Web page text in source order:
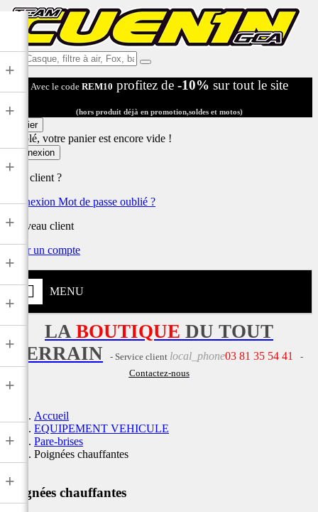
Ex:
Casque,
filtre
air,
Fox,
...
Avec le code REM10 profitez de -10% sur tout le site
(hors produit déjà en promotion,soldes et motos)
Panier
Désolé, votre panier est encore vide !
Connexion
Déjà client ?
Connexion Mot de passe oublié ?
Nouveau client
Créer un compte
MENU
+
+
+
+
+
+
+
+
+
+
LA BOUTIQUE DU TOUT
TERRAIN
- Service client local_phone03 81 35 54 41
-
Contactez-nous
Accueil
EQUIPEMENT VEHICULE
Pare-brises
Poignées chauffantes
Poignées chauffantes